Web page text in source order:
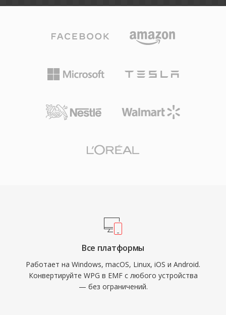
Все платформы
Работает на Windows, macOS, Linux, iOS и Android.
Конвертируйте WPG в EMF с любого устройства
— без ограничений.